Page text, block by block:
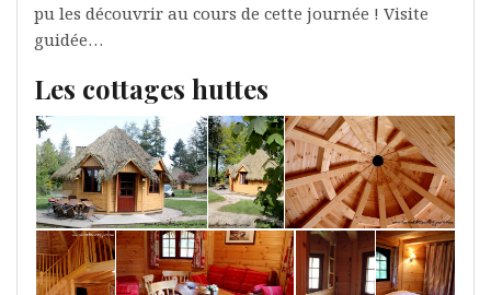
pu les découvrir au cours de cette journée ! Visite
guidée…
Les cottages huttes